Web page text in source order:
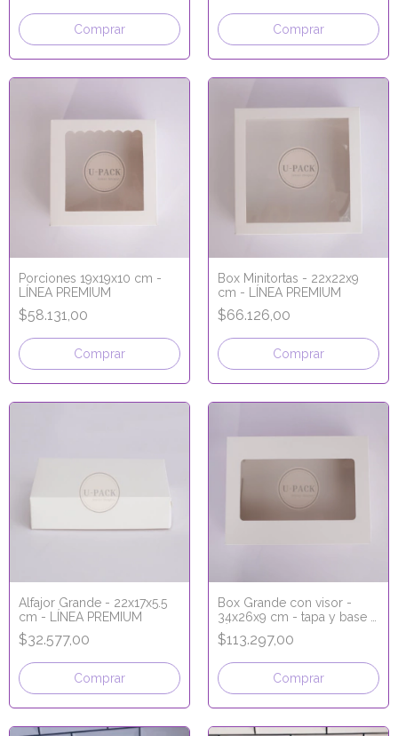
Comprar Comprar
Porciones 19x19x10 cm -
LÍNEA PREMIUM
$58.131,00
Comprar
Box Minitortas - 22x22x9
cm - LÍNEA PREMIUM
$66.126,00
Comprar
Alfajor Grande - 22x17x5.5
cm - LÍNEA PREMIUM
$32.577,00
Comprar
Box Grande con visor -
34x26x9 cm - tapa y base -
LÍNEA PREMIUM
$113.297,00
Comprar